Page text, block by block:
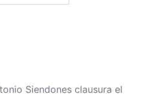
Siendones clausura el